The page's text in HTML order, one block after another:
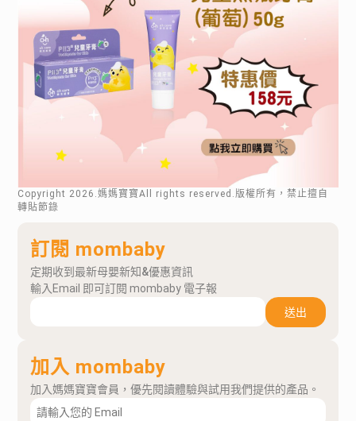
Copyright 2026 .媽媽寶寶All rights reserved.版權所有，禁止擅自
轉貼節錄
訂閱 mombaby
定期收到最新母嬰新知&優惠資訊
輸入Email 即可訂閱 mombaby 電子報
送出
加入 mombaby
加入媽媽寶寶會員，優先閱讀體驗與試用我們提供的產品。